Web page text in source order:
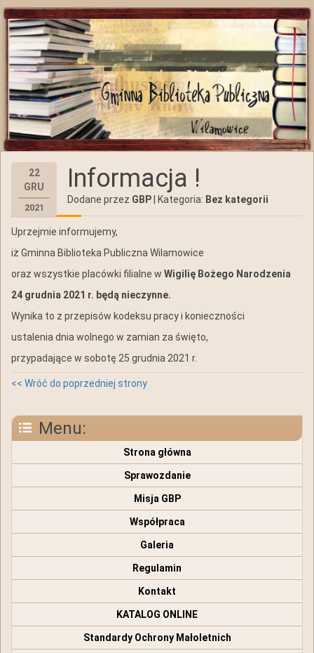
22
GRU
2021
Informacja !
Dodane przez GBP| Kategoria: Bez kategorii
Uprzejmie informujemy,
iż Gminna Biblioteka Publiczna Wilamowice
oraz wszystkie placówki filialne w Wigilię Bożego Narodzenia
24 grudnia 2021 r. będą nieczynne.
Wynika to z przepisów kodeksu pracy i konieczności
ustalenia dnia wolnego w zamian za święto,
przypadające w sobotę 25 grudnia 2021 r.
<< Wróć do poprzedniej strony
Menu:
Strona główna
Sprawozdanie
Misja GBP
Współpraca
Galeria
Regulamin
Kontakt
KATALOG ONLINE
Standardy Ochrony Małoletnich